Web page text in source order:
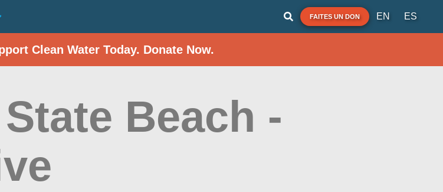
FAITES UN DON EN ES
Clean Water Today. Donate Now.
Beach -